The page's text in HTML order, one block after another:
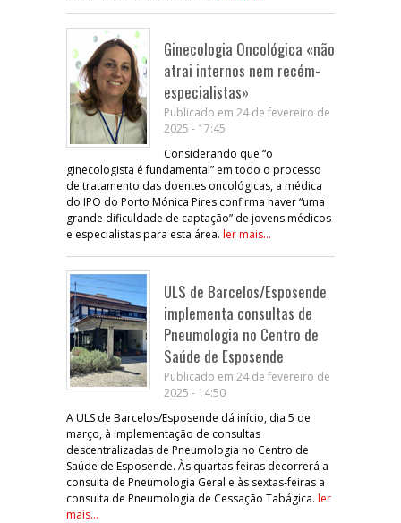
Ginecologia Oncológica «não
atrai internos nem recém-
especialistas»
Publicado em 24 de fevereiro de
2025 - 17:45
Considerando que “o
ginecologista é fundamental” em todo o processo
de tratamento das doentes oncológicas, a médica
do IPO do Porto Mónica Pires confirma haver “uma
grande dificuldade de captação” de jovens médicos
e especialistas para esta área. ler mais...
ULS de Barcelos/Esposende
implementa consultas de
Pneumologia no Centro de
Saúde de Esposende
Publicado em 24 de fevereiro de
2025 - 14:50
A ULS de Barcelos/Esposende dá início, dia 5 de
março, à implementação de consultas
descentralizadas de Pneumologia no Centro de
Saúde de Esposende. Às quartas-feiras decorrerá a
consulta de Pneumologia Geral e às sextas-feiras a
consulta de Pneumologia de Cessação Tabágica. ler
mais...